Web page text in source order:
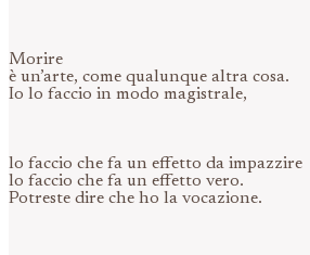
Morire
è un’arte, come qualunque altra cosa.
Io lo faccio in modo magistrale,
lo faccio che fa un effetto da impazzire
lo faccio che fa un effetto vero.
Potreste dire che ho la vocazione.